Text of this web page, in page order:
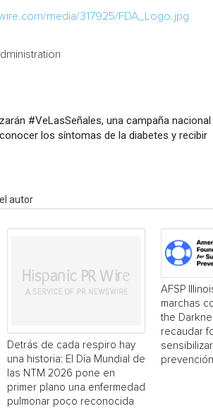
media/317925/FDA_Logo.jpg
#VeLasSeñales, una campaña nacional
los síntomas de la diabetes y recibir
autor
Detrás de cada respiro hay
una historia: El Día Mundial de
las NTM 2026 pone en
primer plano una enfermedad
pulmonar poco reconocida
AFSP
marchas
the
recaudar